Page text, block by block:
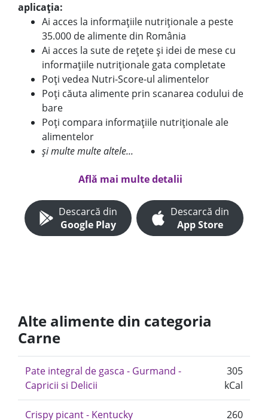
aplicația:
Ai acces la informațiile nutriționale a peste
35.000 de alimente din România
Ai acces la sute de rețete și idei de mese cu
informațiile nutriționale gata completate
Poți vedea Nutri-Score-ul alimentelor
Poți căuta alimente prin scanarea codului de
bare
Poți compara informațiile nutriționale ale
alimentelor
și multe multe altele...
Află mai multe detalii
Descarcă din
Google Play
Descarcă din
App Store
Alte alimente din categoria
Carne
Pate integral de gasca - Gurmand -
Capricii si Delicii
305
kCal
Crispy picant - Kentucky
260